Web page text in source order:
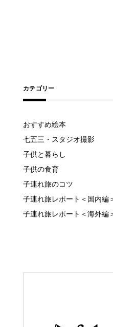
カテゴリー
おすすめ絵本
七五三・スタジオ撮影
子供と暮らし
子供の食育
子連れ旅のコツ
子連れ旅レポート＜国内編
子連れ旅レポート＜海外編